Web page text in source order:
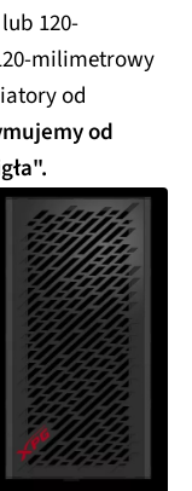
120-
milimetrowy
od
od